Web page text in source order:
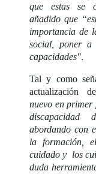
que estas se
añadido que
importancia de
social, poner a
capacidades".
Tal y como
actualización
nuevo en primer
discapacidad
abordando con
la formación,
cuidado y los
duda